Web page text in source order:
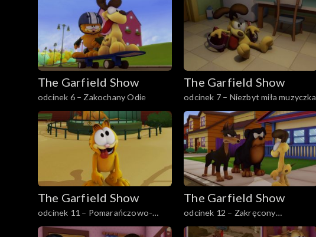
The Garfield Show
odcinek 6 – Zakochany Odie
The Garfield Show
odcinek 7 – Niezbyt miła muzyczka
The Garfield Show
odcinek 11 – Pomarańczowo-
czarni
The Garfield Show
odcinek 12 – Zakręcony
poniedziałek